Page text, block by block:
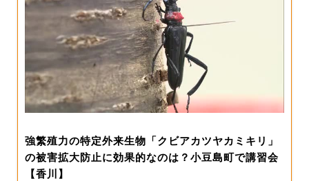
強繁殖力の特定外来生物「クビアカツヤカミキリ」
の被害拡大防止に効果的なのは？小豆島町で講習会
【香川】